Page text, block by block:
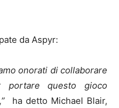
da Aspyr:
onorati di collaborare
portare questo gioco
ha detto Michael Blair,